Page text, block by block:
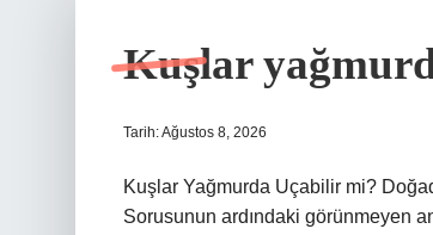
Fikir
Köşesi
Yazılar
Kuşlar
Tarih: Ağustos 8, 2026
Kuşlar Yağmurda Uçabilir mi?
Sorusunun ardındaki görünmeyen